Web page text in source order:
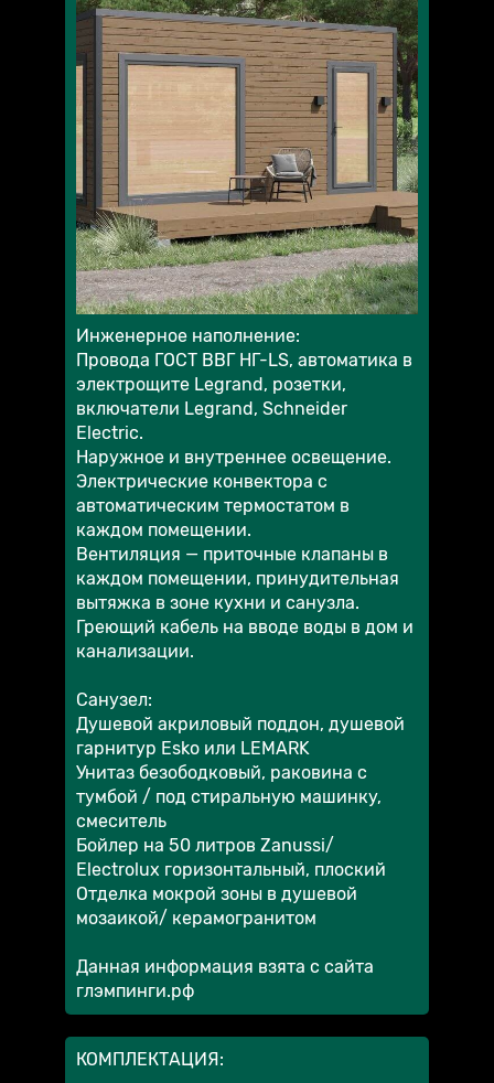
Инженерное наполнение:
Провода ГОСТ ВВГ НГ-LS, автоматика в
электрощите Legrand, розетки,
включатели Legrand, Schneider
Electric.
Наружное и внутреннее освещение.
Электрические конвектора с
автоматическим термостатом в
каждом помещении.
Вентиляция — приточные клапаны в
каждом помещении, принудительная
вытяжка в зоне кухни и санузла.
Греющий кабель на вводе воды в дом и
канализации.
Санузел:
Душевой акриловый поддон, душевой
гарнитур Esko или LEMARK
Унитаз безободковый, раковина с
тумбой / под стиральную машинку,
смеситель
Бойлер на 50 литров Zanussi/
Electrolux горизонтальный, плоский
Отделка мокрой зоны в душевой
мозаикой/ керамогранитом
Данная информация взята с сайта
глэмпинги.рф
КОМПЛЕКТАЦИЯ: